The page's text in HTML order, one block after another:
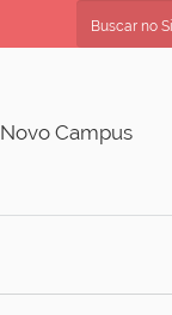
Busca
Novo Campus